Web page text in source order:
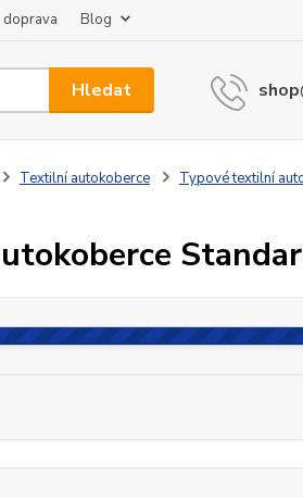
doprava Blog
Hledat
Textilní autokoberce Typové textilní